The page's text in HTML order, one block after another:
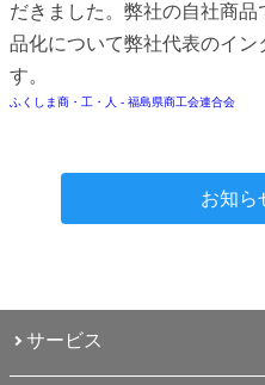
だきました。弊社の自社商
品化について弊社代表のイン
す。
ふくしま商・工・人 - 福島県商工会連合会
お知ら
サービス